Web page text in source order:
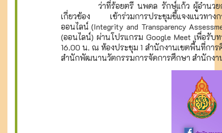
ว่าที่ร้อยตรี นพดล รักษ์แก้ว ผู้อำนวยการส
เกี่ยวข้อง เข้าร่วมการประชุมชี้แจงแนวทางก
ออนไลน์ (Integrity and Transparency
(ออนไลน์) ผ่านโปรแกรม Google Meet เพื่อรั
16.00 น. ณ ห้องประชุม 1 สำนักงานเขตพื้นที่กา
สำนักพัฒนานวัตกรรมการจัดการศึกษา สำนักง